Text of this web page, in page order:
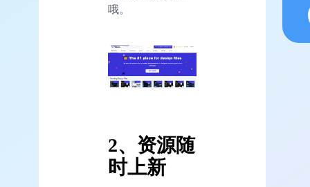
哦。
2、资源随
时上新